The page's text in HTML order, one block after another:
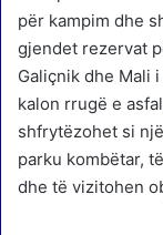
për kampim dhe
gjendet rezervat
Galiçnik dhe Mali
kalon rrugë e
shfrytëzohet si
parku kombëtar,
dhe të vizitohen